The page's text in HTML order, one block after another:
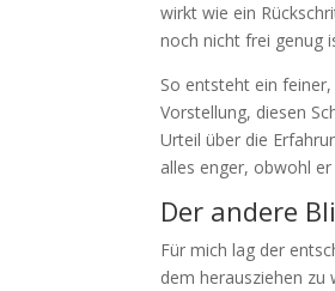
wirkt wie ein
noch nicht frei genug
So entsteht ein
Vorstellung, diesen
Urteil über die
alles enger, obwohl
Der andere
Für mich lag der
dem herausziehen